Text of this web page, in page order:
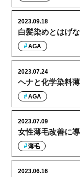
白髪染めとはげ
2023.09.18
AGA
ヘナと化学染料
2023.07.24
AGA
女性薄毛改善に
2023.07.09
薄毛
2023.06.16